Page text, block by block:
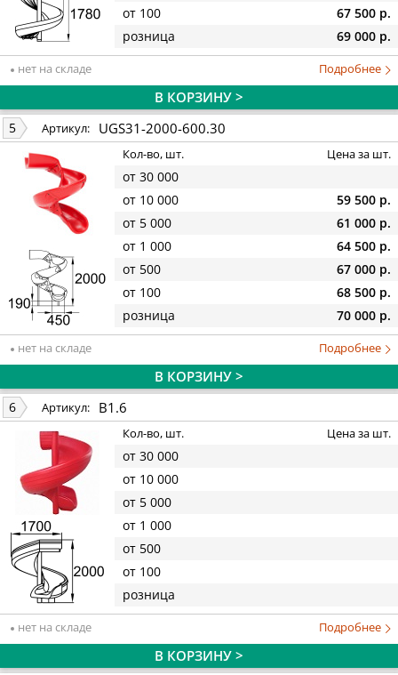
от 100
67 500 р.
розница
69 000 р.
нет на складе Подробнее
В КОРЗИНУ >
5 Артикул: UGS31-2000-600.30
Кол-во, шт. Цена за шт.
от 30 000
от 10 000
59 500 р.
от 5 000
61 000 р.
от 1 000
64 500 р.
от 500
67 000 р.
от 100
68 500 р.
розница
70 000 р.
нет на складе Подробнее
В КОРЗИНУ >
6 Артикул: В1.6
Кол-во, шт. Цена за шт.
от 30 000
от 10 000
от 5 000
от 1 000
от 500
от 100
розница
нет на складе Подробнее
В КОРЗИНУ >